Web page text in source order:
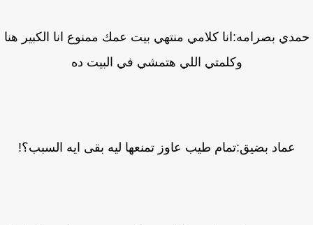
بصرامه:انا كلامي منتهي بيت عمك ممنوع انا الكبير هنا
وكلمتي اللي هتمشي في البيت ده
عماد بضيق:تمام طيب عاوز تمنعها ليه بقى ايه السبب؟!